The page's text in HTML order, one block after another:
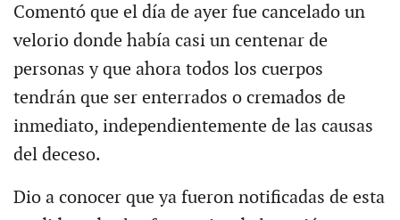
Comentó que el día de ayer fue cancelado un
velorio donde había casi un centenar de
personas y que ahora todos los cuerpos
tendrán que ser enterrados o cremados de
inmediato, independientemente de las causas
del deceso.
Dio a conocer que ya fueron notificadas de esta